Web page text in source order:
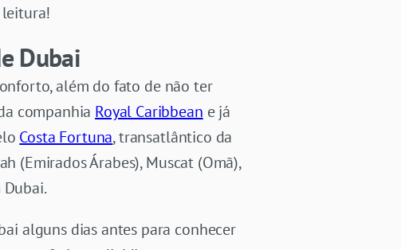
leitura!
Dubai
além do fato de não ter
companhia Royal Caribbean e já
Costa Fortuna, transatlântico da
(Emirados Árabes), Muscat (Omã),
Dubai.
alguns dias antes para conhecer